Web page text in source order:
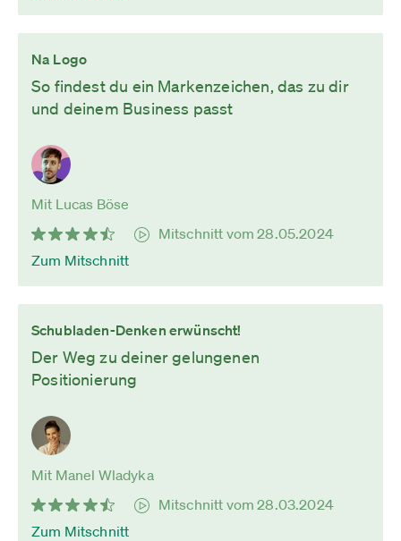
Na Logo
So findest du ein Markenzeichen, das zu dir
und deinem Business passt
Mit Lucas Böse
Mitschnitt vom 28.05.2024
Zum Mitschnitt
Schubladen-Denken erwünscht!
Der Weg zu deiner gelungenen
Positionierung
Mit Manel Wladyka
Mitschnitt vom 28.03.2024
Zum Mitschnitt